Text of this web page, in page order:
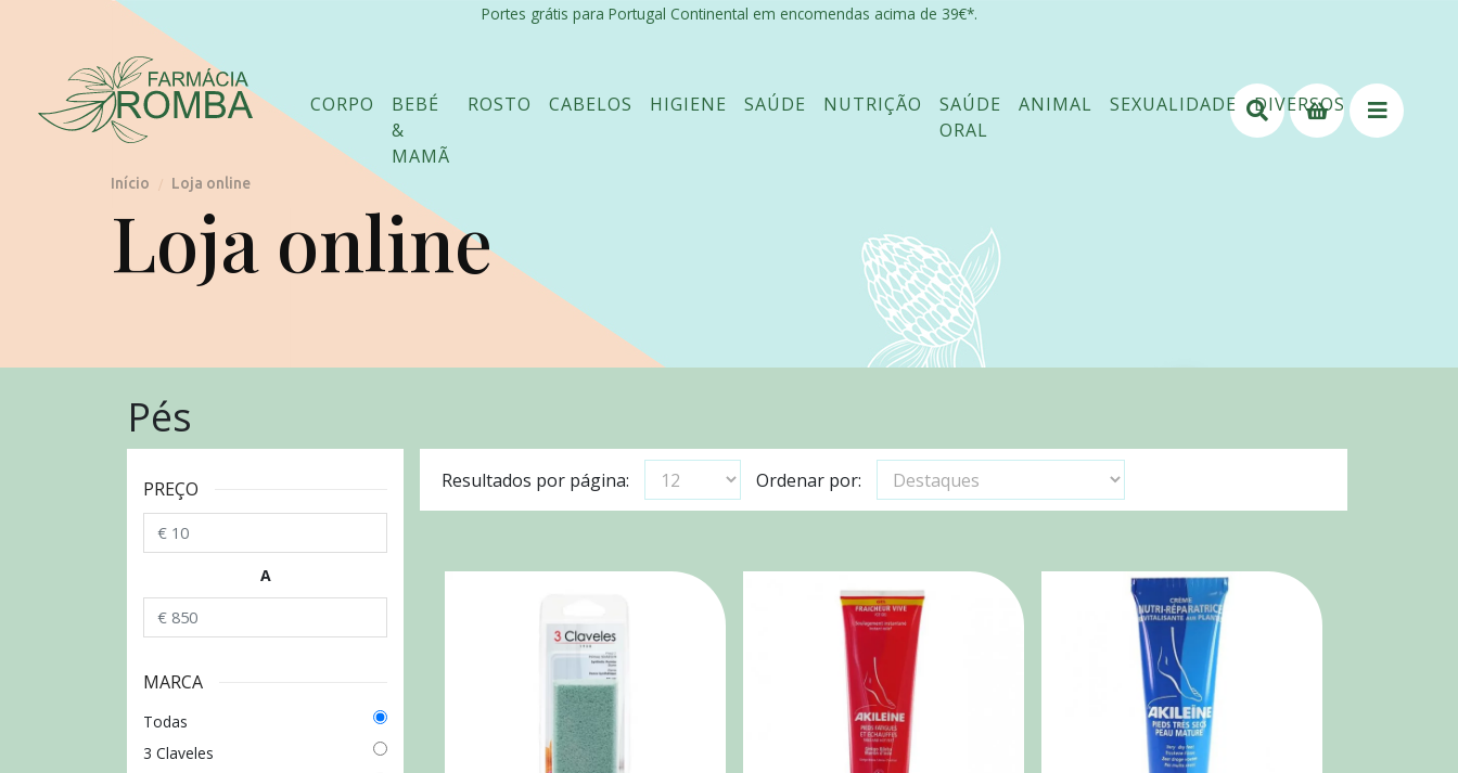
Portes grátis para Portugal Continental em encomendas acima de 39€*.
CORPO
BEBÉ
&
MAMÃ
ROSTO CABELOS HIGIENE SAÚDE NUTRIÇÃO
SAÚDE
ORAL
ANIMAL SEXUALIDADE DIVERSOS
Início / Loja online
Loja online
Pés
PREÇO
A
MARCA
Todas
3 Claveles
Resultados por página: Ordenar por: